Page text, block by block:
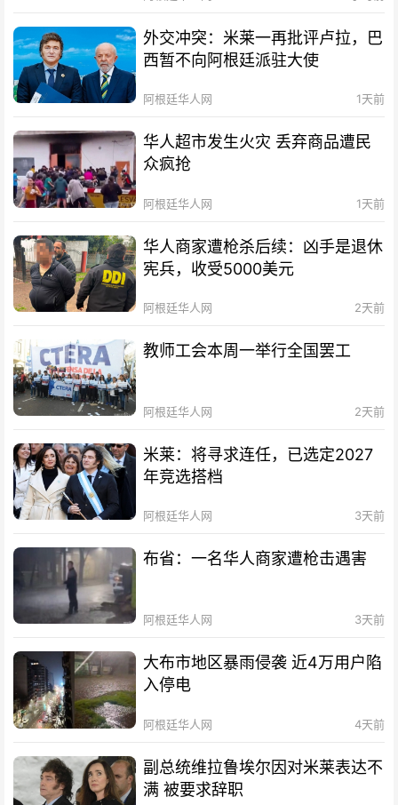
外交冲突：米莱一再批评卢拉，巴
西暂不向阿根廷派驻大使
阿根廷华人网 1天前
华人超市发生火灾 丢弃商品遭民
众疯抢
阿根廷华人网 1天前
华人商家遭枪杀后续：凶手是退休
宪兵，收受5000美元
阿根廷华人网 2天前
教师工会本周一举行全国罢工
阿根廷华人网 2天前
米莱：将寻求连任，已选定2027
年竞选搭档
阿根廷华人网 3天前
布省：一名华人商家遭枪击遇害
阿根廷华人网 3天前
大布市地区暴雨侵袭 近4万用户陷
入停电
阿根廷华人网 4天前
副总统维拉鲁埃尔因对米莱表达不
满 被要求辞职